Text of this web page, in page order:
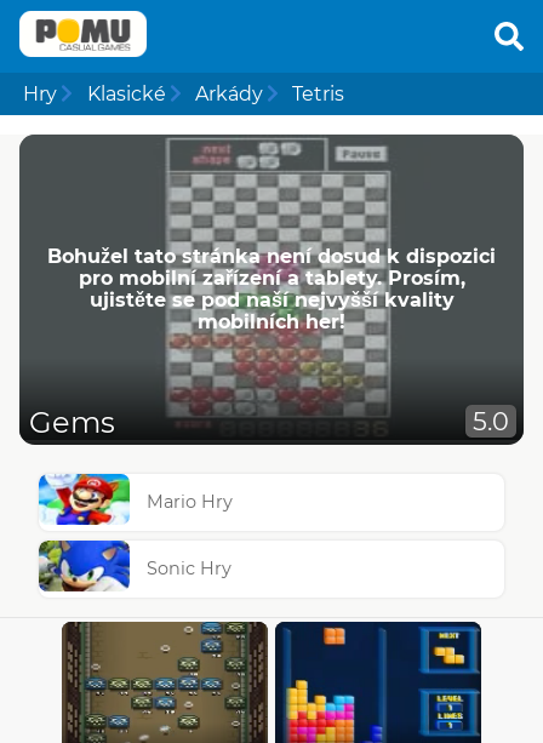
Hry Klasické Arkády Tetris
Bohužel tato stránka není dosud k dispozici
pro mobilní zařízení a tablety. Prosím,
ujistěte se pod naší nejvyšší kvality
mobilních her!
Gems 5.0
Mario Hry
Sonic Hry